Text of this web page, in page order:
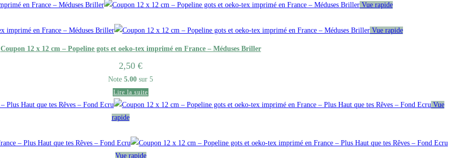
Vue rapide
Vue rapide
Coupon 12 x 12 cm – Popeline gots et oeko-tex imprimé en France – Méduses Briller
2,50 €
Note 5.00 sur 5
Lire la suite
Vue
rapide
Vue rapide